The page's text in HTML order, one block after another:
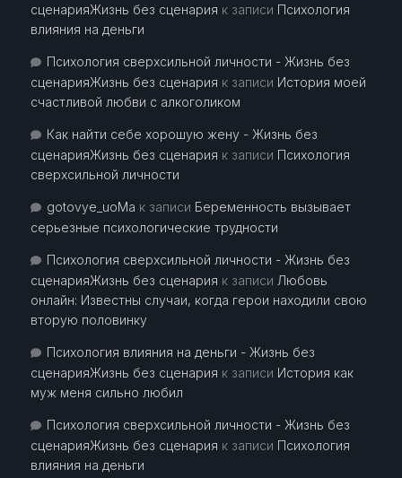
сценарияЖизнь без сценария к записи Психология
влияния на деньги
Психология сверхсильной личности - Жизнь без
сценарияЖизнь без сценария к записи История моей
счастливой любви с алкоголиком
Как найти себе хорошую жену - Жизнь без
сценарияЖизнь без сценария к записи Психология
сверхсильной личности
gotovye_uoMa к записи Беременность вызывает
серьезные психологические трудности
Психология сверхсильной личности - Жизнь без
сценарияЖизнь без сценария к записи Любовь
онлайн: Известны случаи, когда герои находили свою
вторую половинку
Психология влияния на деньги - Жизнь без
сценарияЖизнь без сценария к записи История как
муж меня сильно любил
Психология сверхсильной личности - Жизнь без
сценарияЖизнь без сценария к записи Психология
влияния на деньги